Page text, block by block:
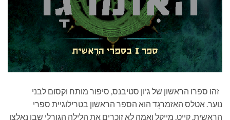
זהו ספרו הראשון של ג'ון סטיבנס, סיפור מותח וקסום לבני
נוער. אטלס האִזמרגָד הוא הספר הראשון בטרילוגיית ספרי
הראשית. קייט, מייקל ואֶמה לא זוכרים את הלילה הגורלי שבו נאלצו